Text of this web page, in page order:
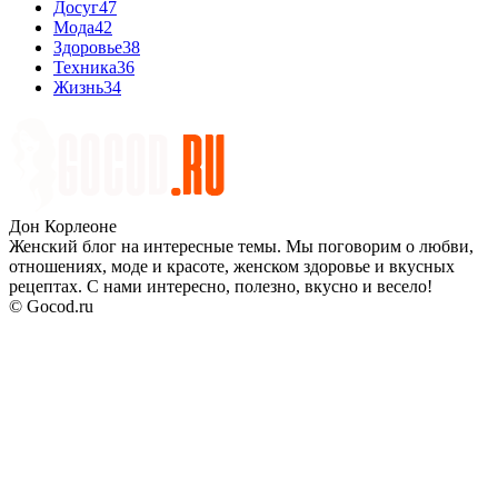
Досуг47
Мода42
Здоровье38
Техника36
Жизнь34
Дон Корлеоне
Женский блог на интересные темы. Мы поговорим о любви,
отношениях, моде и красоте, женском здоровье и вкусных
рецептах. С нами интересно, полезно, вкусно и весело!
© Gocod.ru